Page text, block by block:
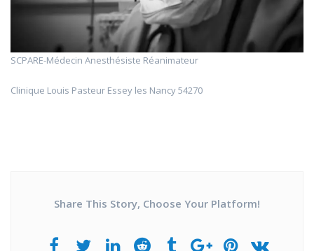
SCPARE-Médecin Anesthésiste Réanimateur
Clinique Louis Pasteur Essey les Nancy 54270
Share This Story, Choose Your Platform!